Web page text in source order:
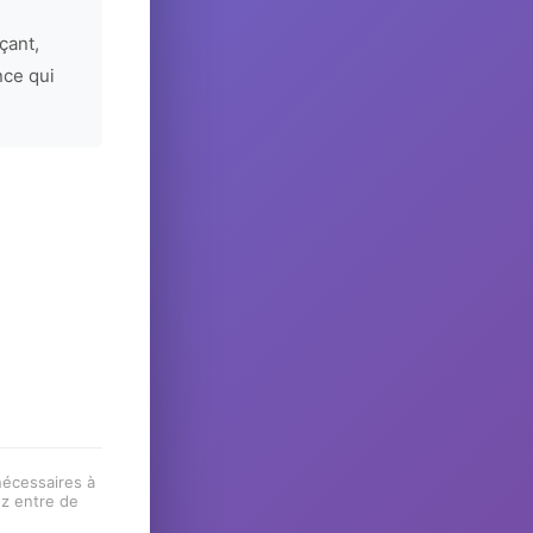
qui
à
entre de